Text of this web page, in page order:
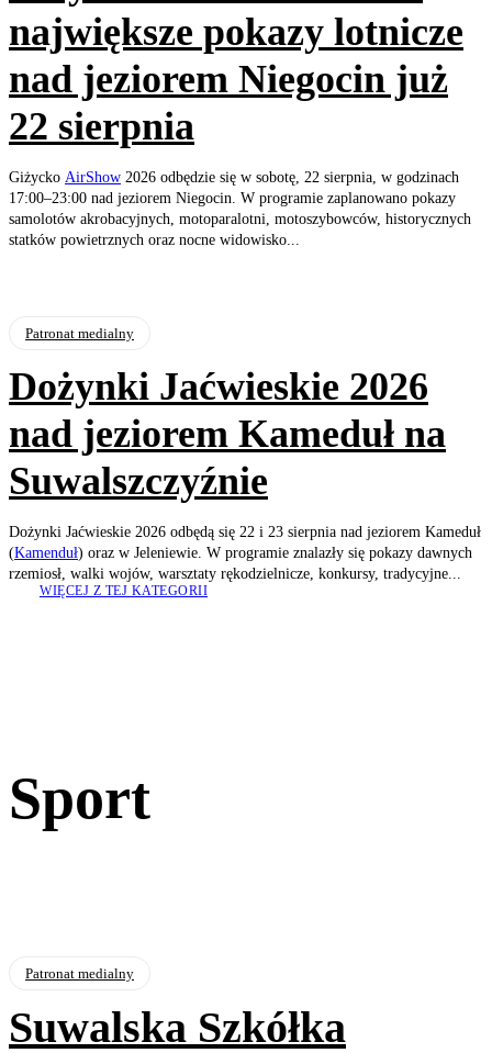
największe pokazy lotnicze
nad jeziorem Niegocin już
22 sierpnia
Giżycko AirShow 2026 odbędzie się w sobotę, 22 sierpnia, w godzinach
17:00–23:00 nad jeziorem Niegocin. W programie zaplanowano pokazy
samolotów akrobacyjnych, motoparalotni, motoszybowców, historycznych
statków powietrznych oraz nocne widowisko...
Patronat medialny
Dożynki Jaćwieskie 2026
nad jeziorem Kameduł na
Suwalszczyźnie
Dożynki Jaćwieskie 2026 odbędą się 22 i 23 sierpnia nad jeziorem Kameduł
(Kamenduł) oraz w Jeleniewie. W programie znalazły się pokazy dawnych
rzemiosł, walki wojów, warsztaty rękodzielnicze, konkursy, tradycyjne...
WIĘCEJ Z TEJ KATEGORII
Sport
Patronat medialny
Suwalska Szkółka